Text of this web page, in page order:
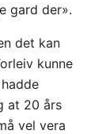
gard der».
det kan
kunne
at 20 års
vel vera